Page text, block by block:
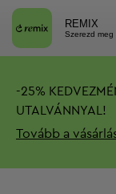
REMIX
Szerezd meg
-25%
UTALVÁNNYAL!
Tovább a